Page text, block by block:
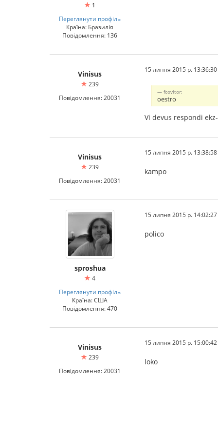
1
Переглянути профіль
Країна: Бразилія
Повідомлення: 136
Vinisus
239
Повідомлення: 20031
15 липня 2015 р. 13:36:30
fcovitor:
oestro
Vi devus respondi
Vinisus
239
Повідомлення: 20031
15 липня 2015 р. 13:38:58
kampo
sproshua
4
Переглянути профіль
Країна: США
Повідомлення: 470
15 липня 2015 р. 14:02:27
polico
Vinisus
239
Повідомлення: 20031
15 липня 2015 р. 15:00:42
loko